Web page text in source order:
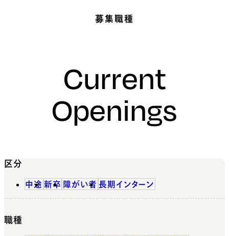
募集職種
Current
Openings
区分
中途 新卒 障がい者 長期インターン
職種